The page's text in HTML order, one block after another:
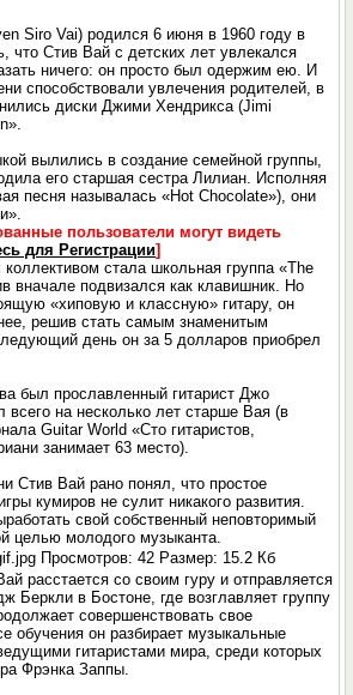
Siro Vai) родился 6 июня в 1960 году в
что Стив Вай с детских лет увлекался
ничего: он просто был одержим ею. И
способствовали увлечения родителей, в
диски Джими Хендрикса (Jimi
вылились в создание семейной группы,
его старшая сестра Лилиан. Исполняя
песня называлась «Hot Chocolate»), они
пользователи могут видеть
для Регистрации]
стала школьная группа «The
вначале подвизался как клавишник. Но
«хиповую и классную» гитару, он
решив стать самым знаменитым
день он за 5 долларов приобрел
был прославленный гитарист Джо
всего на несколько лет старше Вая (в
Guitar World «Сто гитаристов,
занимает 63 место).
Стив Вай рано понял, что простое
кумиров не сулит никакого развития.
свой собственный неповторимый
целью молодого музыканта.
расстается со своим гуру и отправляется
Беркли в Бостоне, где возглавляет группу
совершенствовать свое
обучения он разбирает музыкальные
гитаристами мира, среди которых
Фрэнка Заппы.